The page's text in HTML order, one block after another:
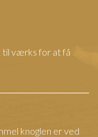
til værks for at få
knoglen er ved